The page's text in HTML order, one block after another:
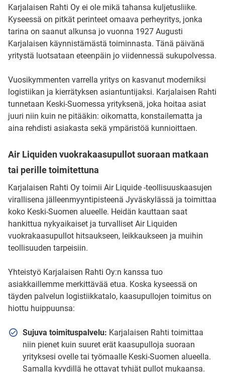
Karjalaisen Rahti Oy ei ole mikä tahansa kuljetusliike.
Kyseessä on pitkät perinteet omaava perheyritys, jonka
tarina on saanut alkunsa jo vuonna 1927 Augusti
Karjalaisen käynnistämästä toiminnasta. Tänä päivänä
yritystä luotsataan eteenpäin jo viidennessä sukupolvessa.
Vuosikymmenten varrella yritys on kasvanut moderniksi
logistiikan ja kierrätyksen asiantuntijaksi. Karjalaisen Rahti
tunnetaan Keski-Suomessa yrityksenä, joka hoitaa asiat
juuri niin kuin ne pitääkin: oikomatta, konstailematta ja
aina rehdisti asiakasta sekä ympäristöä kunnioittaen.
Air Liquiden vuokrakaasupullot suoraan matkaan
tai perille toimitettuna
Karjalaisen Rahti Oy toimii Air Liquide -teollisuuskaasujen
virallisena jälleenmyyntipisteenä Jyväskylässä ja toimittaa
koko Keski-Suomen alueelle. Heidän kauttaan saat
hankittua nykyaikaiset ja turvalliset Air Liquiden
vuokrakaasupullot hitsaukseen, leikkaukseen ja muihin
teollisuuden tarpeisiin.
Yhteistyö Karjalaisen Rahti Oy:n kanssa tuo
asiakkaillemme merkittävää etua. Koska kyseessä on
täyden palvelun logistiikkatalo, kaasupullojen toimitus on
hiottu huippuunsa:
Sujuva toimituspalvelu: Karjalaisen Rahti toimittaa
niin pienet kuin suuret erät kaasupulloja suoraan
yrityksesi ovelle tai työmaalle Keski-Suomen alueella.
Samalla kyydillä he ottavat tyhjät pullot mukaansa.